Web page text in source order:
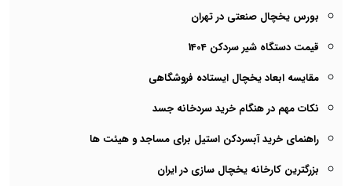
بورس یخچال صنعتی در تهران
قیمت دستگاه شیر سردکن 1404
مقایسه ابعاد یخچال ایستاده فروشگاهی
نکات مهم در هنگام خرید سردخانه جسد
راهنمای خرید آبسردکن استیل برای مساجد و هیئت ها
بزرگترین کارخانه یخچال سازی در ایران